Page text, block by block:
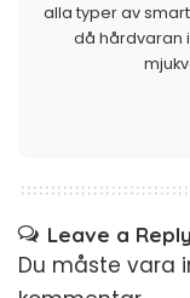
alla typer av
då hårdvaran
Leave a Reply
Du måste vara